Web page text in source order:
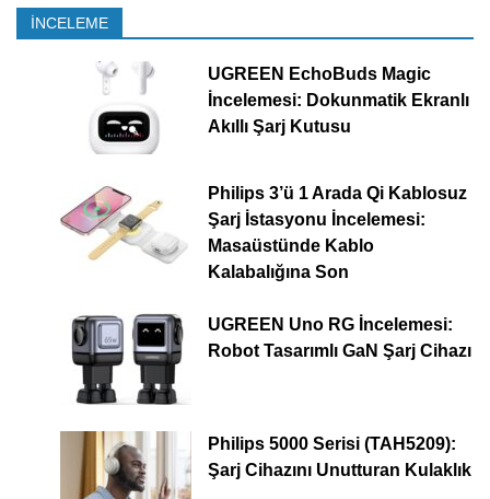
İNCELEME
UGREEN EchoBuds Magic
İncelemesi: Dokunmatik Ekranlı
Akıllı Şarj Kutusu
Philips 3’ü 1 Arada Qi Kablosuz
Şarj İstasyonu İncelemesi:
Masaüstünde Kablo
Kalabalığına Son
UGREEN Uno RG İncelemesi:
Robot Tasarımlı GaN Şarj Cihazı
Philips 5000 Serisi (TAH5209):
Şarj Cihazını Unutturan Kulaklık